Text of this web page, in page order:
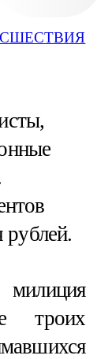
рублей.
троих